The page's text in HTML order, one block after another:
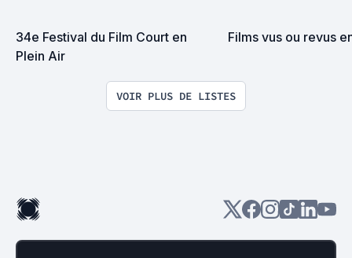
34e Festival du Film Court en
Plein Air
Films vus ou revus
VOIR PLUS DE LISTES